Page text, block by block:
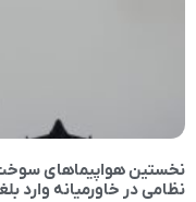
نخستین هواپیماهای
نظامی در خاورمیانه وارد